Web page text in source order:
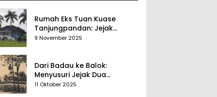
Rumah Eks Tuan Kuase
Tanjungpandan: Jejak
Penguasa, Jejak Kenangan
9 November 2025
Dari Badau ke Balok:
Menyusuri Jejak Dua
Kerajaan Tua di Tanah
11 Oktober 2025